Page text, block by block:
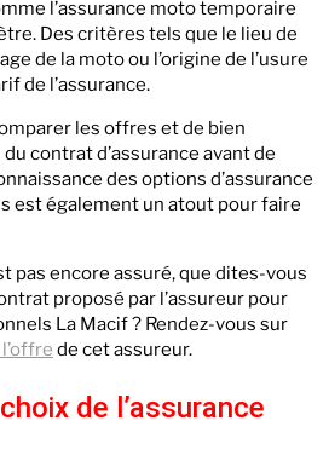
l’assurance moto temporaire
Des critères tels que le lieu de
de la moto ou l’origine de l’usure
de l’assurance.
les offres et de bien
contrat d’assurance avant de
des options d’assurance
est également un atout pour faire
pas encore assuré, que dites-vous
proposé par l’assureur pour
La Macif ? Rendez-vous sur
de cet assureur.
de l’assurance